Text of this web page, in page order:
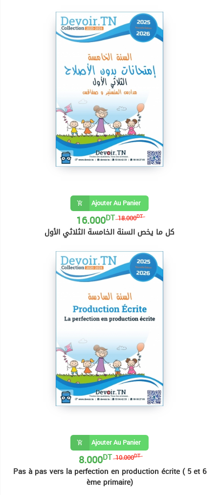
Ajouter Au Panier
18.000DT
16.000DT
كل ما يخص السنة الخامسة الثلاثي الأول
Ajouter Au Panier
10.000DT
8.000DT
Pas à pas vers la perfection en production écrite ( 5 et 6
ème primaire)